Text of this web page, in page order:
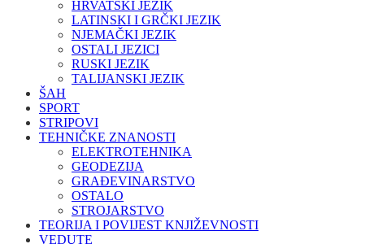
HRVATSKI JEZIK
LATINSKI I GRČKI JEZIK
NJEMAČKI JEZIK
OSTALI JEZICI
RUSKI JEZIK
TALIJANSKI JEZIK
ŠAH
SPORT
STRIPOVI
TEHNIČKE ZNANOSTI
ELEKTROTEHNIKA
GEODEZIJA
GRAĐEVINARSTVO
OSTALO
STROJARSTVO
TEORIJA I POVIJEST KNJIŽEVNOSTI
VEDUTE